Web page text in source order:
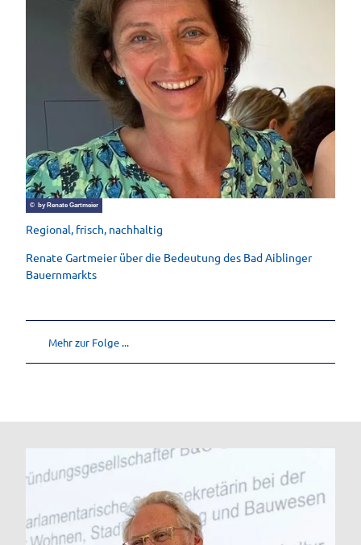
© by Renate Gartmeier
Regional, frisch, nachhaltig
Renate Gartmeier über die Bedeutung des Bad Aiblinger
Bauernmarkts
Mehr zur Folge ...